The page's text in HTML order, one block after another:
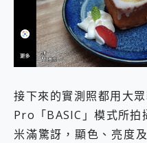
接下來的實測照都用大
Pro「BASIC」模式所
米滿驚訝，顯色、亮度